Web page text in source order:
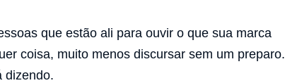
que estão ali para ouvir o que sua marca
coisa, muito menos discursar sem um preparo.
dizendo.